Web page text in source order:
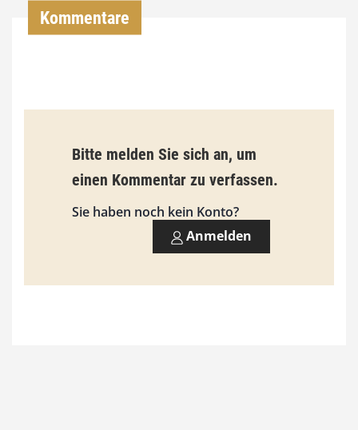
s
,
Kommentare
Bitte melden Sie sich an, um
einen Kommentar zu verfassen.
Sie haben noch kein Konto?
Anmelden